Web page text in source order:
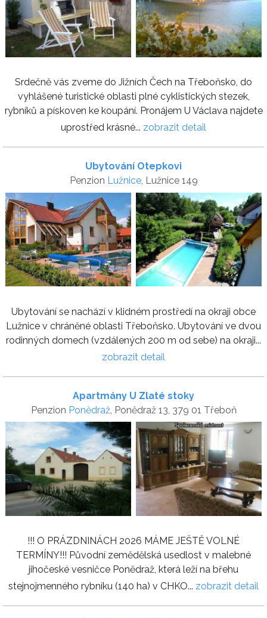
Srdečně vás zveme do Jižních Čech na Třeboňsko, do
vyhlášené turistické oblasti plné cyklistických stezek,
rybníků a pískoven ke koupání. Pronájem U Václava najdete
uprostřed krásné... zobrazit detail
Ubytování Otepkovi
Penzion Lužnice, Lužnice 149
Ubytování se nachází v klidném prostředí na okraji obce
Lužnice v chráněné oblasti Třeboňsko. Ubytování ve dvou
rodinných domech (vzdálených 200 m od sebe) na okraji...
zobrazit detail
Apartmány U Zlaté stoky
Penzion Ponědraž, Ponědraž 13, 379 01 Třeboň
!!! O PRÁZDNINÁCH 2026 MÁME JEŠTĚ VOLNÉ
TERMÍNY!!! Původní zemědělská usedlost v malebné
jihočeské vesničce Ponědraž, která leží na břehu
stejnojmenného rybníku (140 ha) v CHKO... zobrazit detail